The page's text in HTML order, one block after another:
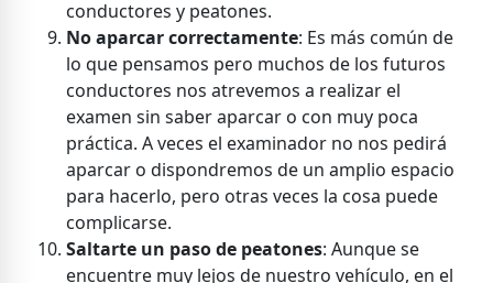
conductores y peatones.
No aparcar correctamente: Es más común de
lo que pensamos pero muchos de los futuros
conductores nos atrevemos a realizar el
examen sin saber aparcar o con muy poca
práctica. A veces el examinador no nos pedirá
aparcar o dispondremos de un amplio espacio
para hacerlo, pero otras veces la cosa puede
complicarse.
Saltarte un paso de peatones: Aunque se
encuentre muy lejos de nuestro vehículo, en el